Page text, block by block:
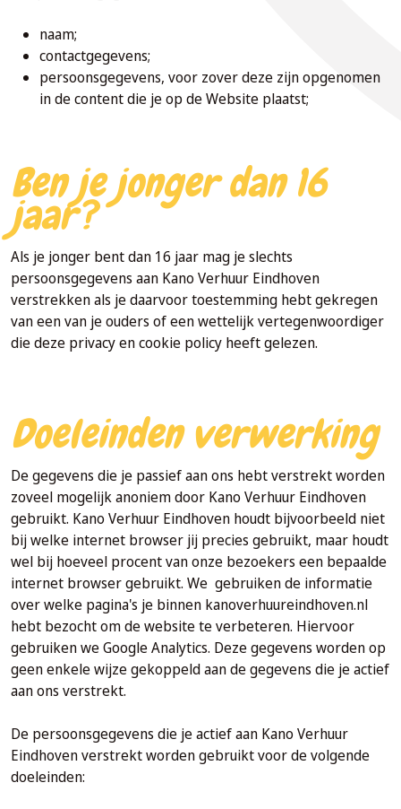
naam;
contactgegevens;
persoonsgegevens, voor zover deze zijn opgenomen
in de content die je op de Website plaatst;
Ben je jonger dan 16
jaar?
Als je jonger bent dan 16 jaar mag je slechts
persoonsgegevens aan Kano Verhuur Eindhoven
verstrekken als je daarvoor toestemming hebt gekregen
van een van je ouders of een wettelijk vertegenwoordiger
die deze privacy en cookie policy heeft gelezen.
Doeleinden verwerking
De gegevens die je passief aan ons hebt verstrekt worden
zoveel mogelijk anoniem door Kano Verhuur Eindhoven
gebruikt. Kano Verhuur Eindhoven houdt bijvoorbeeld niet
bij welke internet browser jij precies gebruikt, maar houdt
wel bij hoeveel procent van onze bezoekers een bepaalde
internet browser gebruikt. We gebruiken de informatie
over welke pagina's je binnen kanoverhuureindhoven.nl
hebt bezocht om de website te verbeteren. Hiervoor
gebruiken we Google Analytics. Deze gegevens worden op
geen enkele wijze gekoppeld aan de gegevens die je actief
aan ons verstrekt.
De persoonsgegevens die je actief aan Kano Verhuur
Eindhoven verstrekt worden gebruikt voor de volgende
doeleinden: